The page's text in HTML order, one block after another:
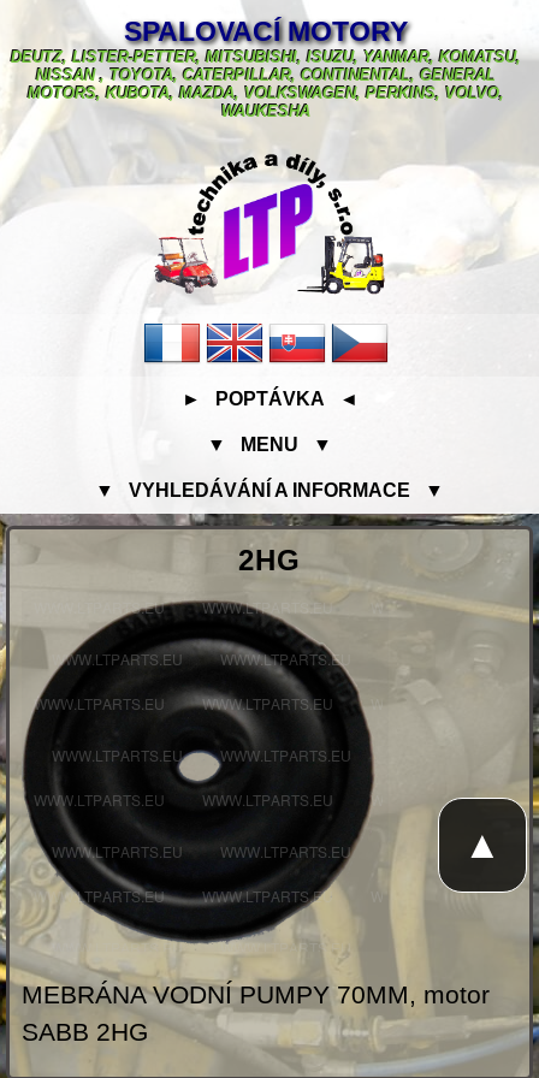
SPALOVACÍ MOTORY
DEUTZ, LISTER-PETTER, MITSUBISHI, ISUZU, YANMAR, KOMATSU,
NISSAN , TOYOTA, CATERPILLAR, CONTINENTAL, GENERAL
MOTORS, KUBOTA, MAZDA, VOLKSWAGEN, PERKINS, VOLVO,
WAUKESHA
► POPTÁVKA ◄
▼ MENU ▼
▼ VYHLEDÁVÁNÍ A INFORMACE ▼
2HG
MEBRÁNA VODNÍ PUMPY 70MM, motor
SABB 2HG
▲